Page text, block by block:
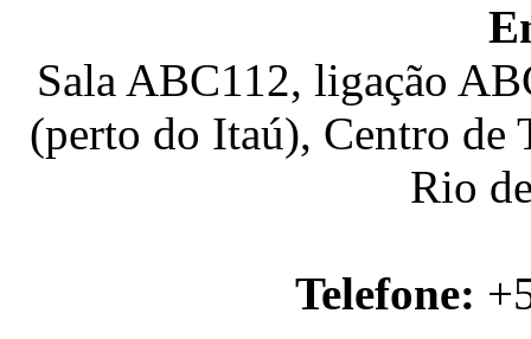
Sala ABC112, ligação
(perto do Itaú), Centro de
Rio
Telefone: